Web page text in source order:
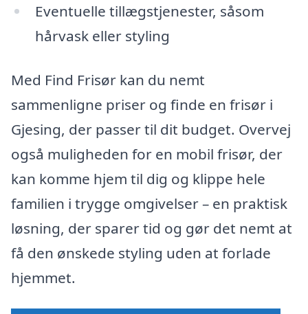
Eventuelle tillægstjenester, såsom
hårvask eller styling
Med Find Frisør kan du nemt
sammenligne priser og finde en frisør i
Gjesing, der passer til dit budget. Overvej
også muligheden for en mobil frisør, der
kan komme hjem til dig og klippe hele
familien i trygge omgivelser – en praktisk
løsning, der sparer tid og gør det nemt at
få den ønskede styling uden at forlade
hjemmet.